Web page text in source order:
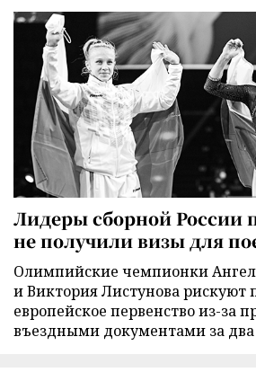
Лидеры сборной России
не получили визы для
Олимпийские чемпионки
и Виктория Листунова рискуют
европейское первенство из-за
въездными документами за